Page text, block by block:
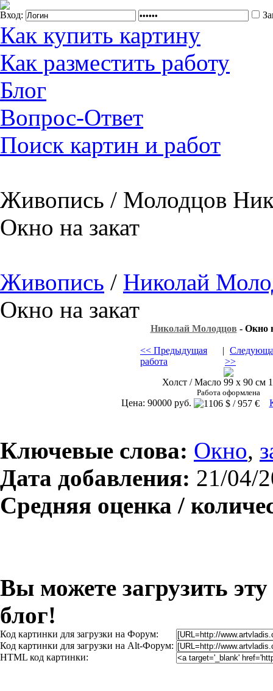
Вход:
Как купить картину
Как разместить работу
Блог
Вопрос-Ответ
Поиск картин и работ
Живопись / Молодцов
Окно на закат
Живопись / Николай
Окно на закат
Николай Молодцов - Окно
<< Предыдущая
работа
|
>>
Холст / Масло 99 х 90 см
Работа оформлена
Цена: 90000 руб.
Ключевые слова: Окно,
Дата добавления: 21/04/
Средняя оценка /
Вы можете загрузить
блог!
Код картинки для загрузки на Форум:
Код картинки для загрузки на Alt-Форум:
HTML код картинки: